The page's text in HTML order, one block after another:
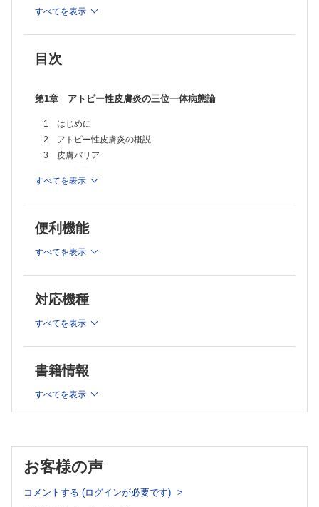
ルと推奨度
6 アトピー性皮膚炎に対する薬物療法
7 抗炎症外用薬のプロアクティブ療法
9 その他
1 はじめに
3 原因分子を標的とする新薬
4 新薬による治療のパラダイムシフト
2 アトピー性皮膚炎のバイオマーカー
(3) 血清LDH値
(4) 血清TARC値
(5) 血清SCCA2値
Columm アトピー性皮膚炎のプロアクティブ療法
第3章 皮膚バリア障害・経皮感作に対するアプローチ－スキンケアに
1 皮膚バリア障害・ドライスキンの病態論はどのように変容してきた
ド，NMF
1 ドライスキン発症のメカニズム
2 物質透過バリア
3 保湿性
(2) ドライスキンによる皮膚バリア障害の機序－フィラグリン，タイ
3 ドライスキンの形成機序
Columm 汗はアトピー性皮膚炎にとっていいのか？
すべてを表示
目次
第1章 アトピー性皮膚炎の三位一体病態論
1 はじめに
2 アトピー性皮膚炎の概説
3 皮膚バリア
(2) アトピー性皮膚炎とフィラグリン
4 アトピー性皮膚炎発症におけるアレルギー炎症
(2) アトピー性皮膚炎とT細胞
(3) バリア破壊とアレルギーマーチ
(1) かゆみの伝達神経
(3) かゆみとアレルギー炎症
第2章 アトピー性皮膚炎の治療とバイオマーカーのパラダ
1 アトピー性皮膚炎の治療の歴史
2 病態論の進歩
3 サイトカインからみたアトピー性皮膚炎の病態
4 主な新薬の開発の歴史
すべてを表示
便利機能
すべてを表示
対応機種
すべてを表示
書籍情報
すべてを表示
お客様の声
コメントする (ログインが必要です)